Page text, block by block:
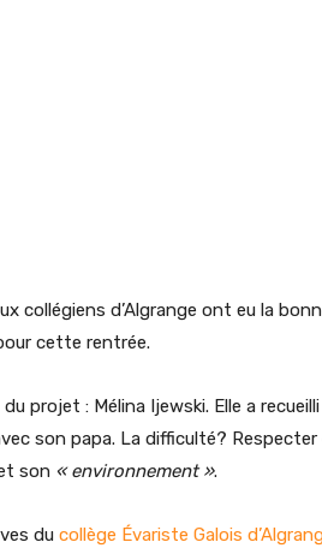
collégiens d’Algrange ont eu la
cette rentrée.
du projet : Mélina Ijewski. Elle a
son papa. La difficulté?
son « environnement ».
du collège Évariste Galois